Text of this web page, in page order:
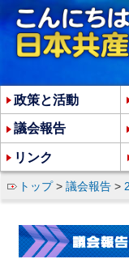
トップ> 議会報告 >
政策と活動
議会報告
リンク